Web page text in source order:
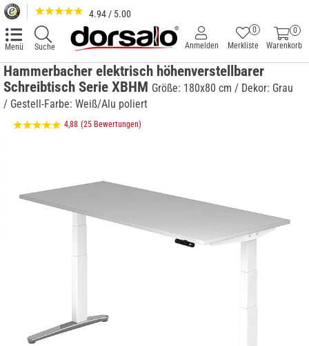
4.94 / 5.00
Menü Suche
0
Warenkorb
Merkliste
0
Anmelden
Hammerbacher elektrisch höhenverstellbarer
Schreibtisch Serie XBHM Größe: 180x80 cm / Dekor: Grau
/ Gestell-Farbe: Weiß/Alu poliert
4,88 (25 Bewertungen)